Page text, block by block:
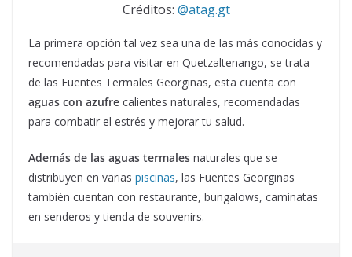
Créditos: @atag.gt
La primera opción tal vez sea una de las más conocidas y
recomendadas para visitar en Quetzaltenango, se trata
de las Fuentes Termales Georginas, esta cuenta con
aguas con azufre calientes naturales, recomendadas
para combatir el estrés y mejorar tu salud.
Además de las aguas termales naturales que se
distribuyen en varias piscinas, las Fuentes Georginas
también cuentan con restaurante, bungalows, caminatas
en senderos y tienda de souvenirs.